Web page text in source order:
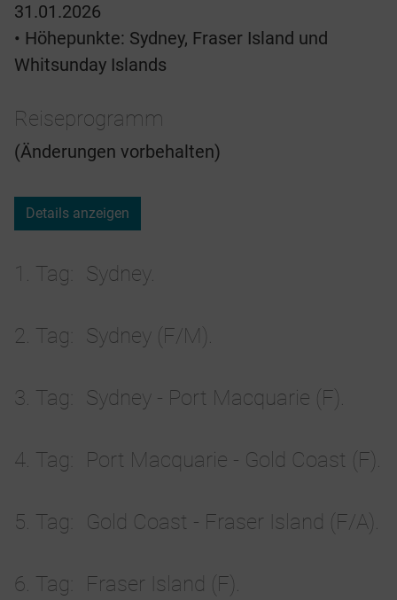
31.01.2026
• Höhepunkte: Sydney, Fraser Island und
Whitsunday Islands
Reiseprogramm
(Änderungen vorbehalten)
Details anzeigen
1. Tag Sydney.
2. Tag Sydney (F/M).
3. Tag Sydney - Port Macquarie (F).
4. Tag Port Macquarie - Gold Coast (F).
5. Tag Gold Coast - Fraser Island (F/A).
6. Tag Fraser Island (F).